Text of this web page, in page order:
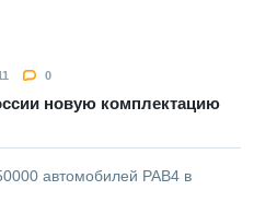
0
новую комплектацию